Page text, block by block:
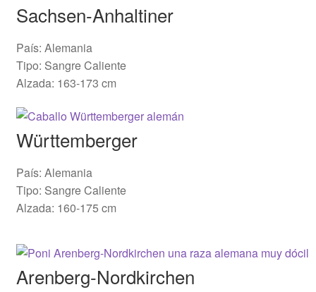
Sachsen-Anhaltiner
País: Alemania
Tipo: Sangre Caliente
Alzada: 163-173 cm
Württemberger
País: Alemania
Tipo: Sangre Caliente
Alzada: 160-175 cm
Arenberg-Nordkirchen